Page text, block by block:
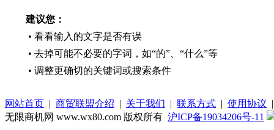
建议您：
• 看看输入的文字是否有误
• 去掉可能不必要的字词，如“的”、“什么”等
• 调整更确切的关键词或搜索条件
网站首页 | 商贸联盟介绍 | 关于我们 | 联系方式 | 使用协议
无限商机网 www.wx80.com 版权所有 沪ICP备19034206号-11